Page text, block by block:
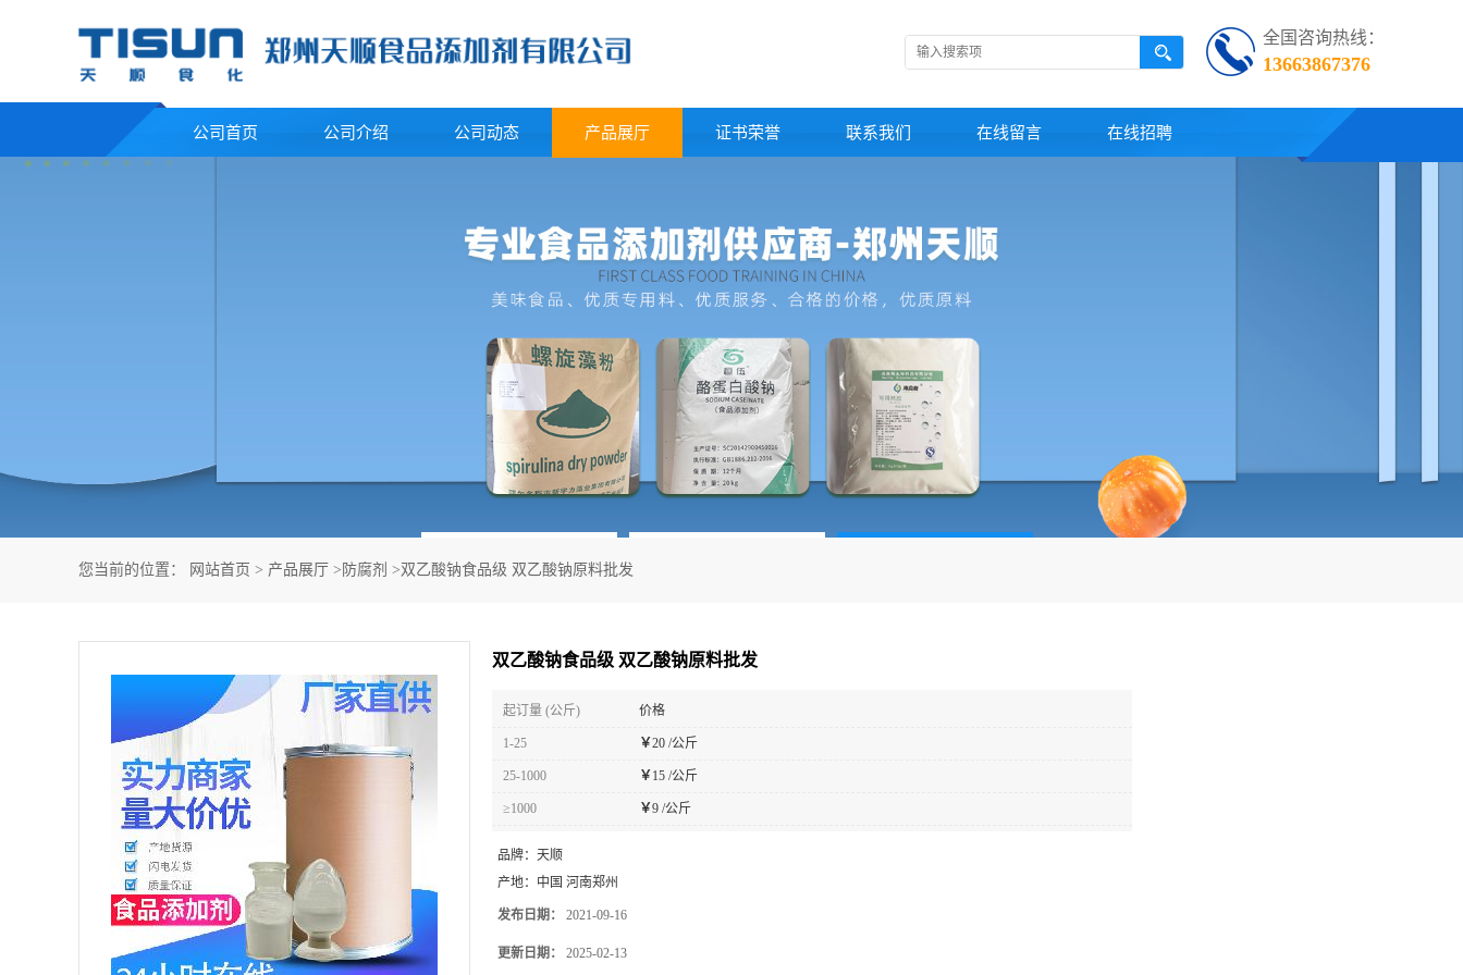
全国咨询热线：
13663867376
公司首页 公司介绍 公司动态 产品展厅 证书荣誉 联系我们 在线留言 在线招聘
您当前的位置： 网站首页 > 产品展厅 > 防腐剂 >双乙酸钠食品级 双乙酸钠原料批发
双乙酸钠食品级 双乙酸钠原料批发
起订量 (公斤) 价格
1-25 ￥20 /公斤
25-1000 ￥ 15 /公斤
≥1000 ￥9 /公斤
品牌： 天顺
产地： 中国 河南郑州
发布日期： 2021-09-16
更新日期： 2025-02-13